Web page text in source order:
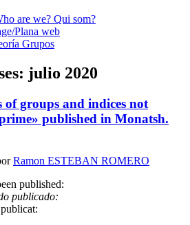
are we? Qui som?
Plana web
Grupos
julio 2020
groups and indices not
published in Monatsh.
Ramon ESTEBAN ROMERO
published:
publicado: